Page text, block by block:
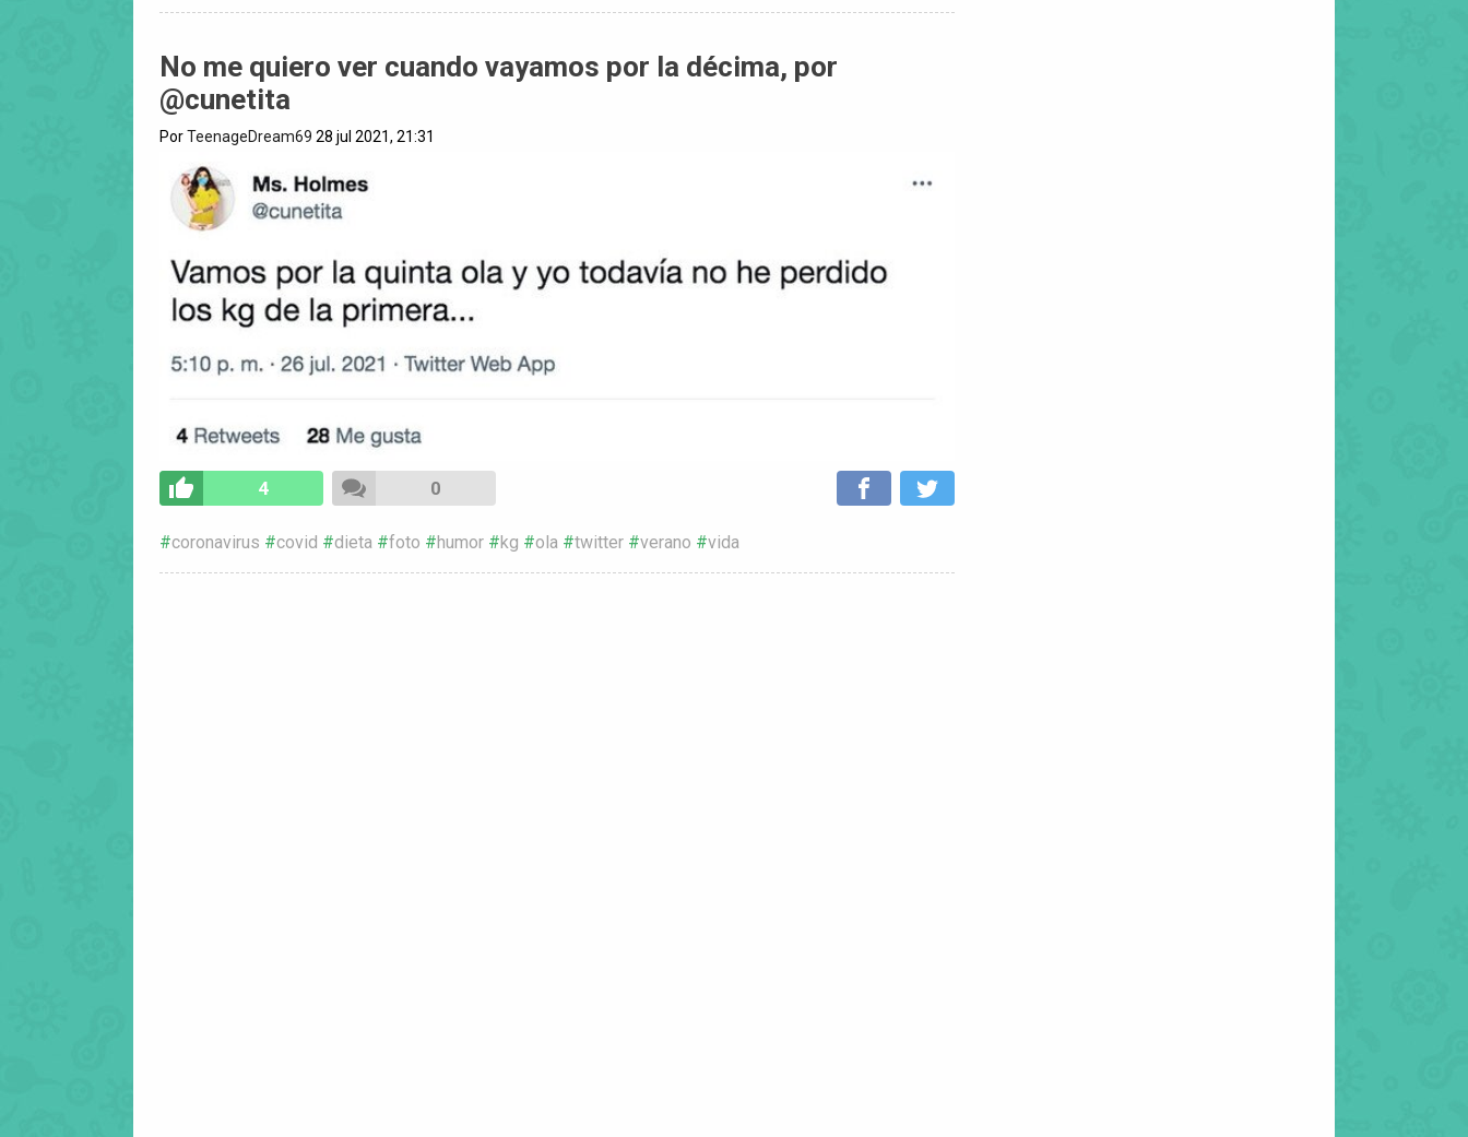
No me quiero ver cuando vayamos por la décima, por
@cunetita
PorTeenageDream69 28 jul 2021, 21:31
4 0
coronavirus covid dieta foto humor kg ola twitter verano vida